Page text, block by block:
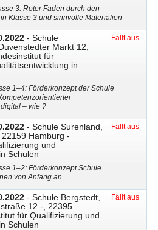
3: Roter Faden durch den
Klasse 3 und sinnvolle Materialien
- Schule
Markt 12,
für
in
Fällt aus
1–4: Förderkonzept der Schule
​er
– wie ?
- Schule Surenland,
Hamburg -
und
Schulen
Fällt aus
1–2: Förderkonzept Schule
von Anfang an
- Schule Bergstedt,
12 -, 22395
für Qualifizierung und
Schulen
Fällt aus